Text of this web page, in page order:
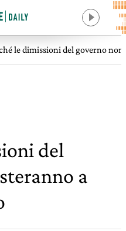
le dimissioni del governo
del
a